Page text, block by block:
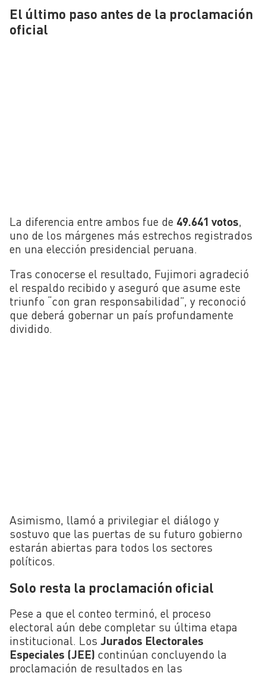
El último paso antes de la proclamación
oficial
La diferencia entre ambos fue de 49.641 votos,
uno de los márgenes más estrechos registrados
en una elección presidencial peruana.
Tras conocerse el resultado, Fujimori agradeció
el respaldo recibido y aseguró que asume este
triunfo “con gran responsabilidad”, y reconoció
que deberá gobernar un país profundamente
dividido.
Asimismo, llamó a privilegiar el diálogo y
sostuvo que las puertas de su futuro gobierno
estarán abiertas para todos los sectores
políticos.
Solo resta la proclamación oficial
Pese a que el conteo terminó, el proceso
electoral aún debe completar su última etapa
institucional. Los Jurados Electorales
Especiales (JEE) continúan concluyendo la
proclamación de resultados en las